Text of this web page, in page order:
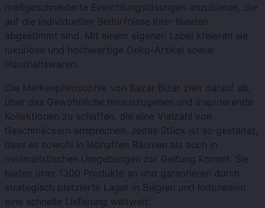
maßgeschneiderte Einrichtungslösungen anzubieten, die
auf die individuellen Bedürfnisse ihrer Kunden
abgestimmt sind. Mit einem eigenen Label kreieren sie
luxuriöse und hochwertige Deko-Artikel sowie
Haushaltswaren.
Die Markenphilosophie von Bazar Bizar zielt darauf ab,
über das Gewöhnliche hinauszugehen und inspirierende
Kollektionen zu schaffen, die eine Vielzahl von
Geschmäckern ansprechen. Jedes Stück ist so gestaltet,
dass es sowohl in lebhaften Räumen als auch in
minimalistischen Umgebungen zur Geltung kommt. Sie
bieten über 1300 Produkte an und garantieren durch
strategisch platzierte Lager in Belgien und Indonesien
eine schnelle Lieferung weltweit.